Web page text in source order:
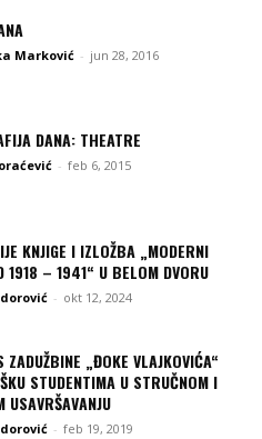
Marković - jun 28, 2016
DANA: THEATRE
- feb 6, 2015
KNJIGE I IZLOŽBA „MODERNI
1918 – 1941“ U BELOM DVORU
- okt 12, 2024
ZADUŽBINE „ĐOKE VLAJKOVIĆA“
STUDENTIMA U STRUČNOM I
USAVRŠAVANJU
- feb 19, 2019